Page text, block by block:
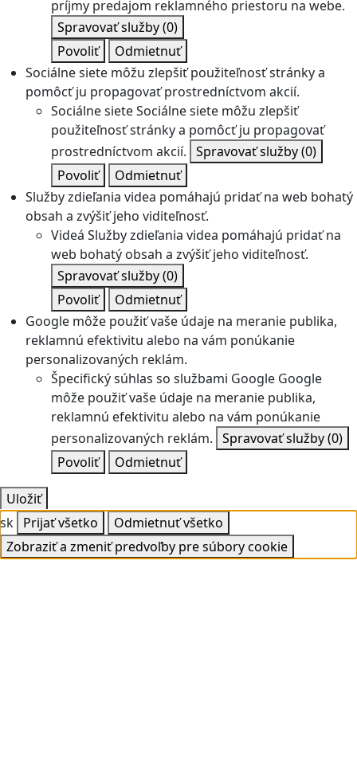
príjmy predajom reklamného priestoru na webe.
Spravovať služby(0)
Povoliť
Odmietnuť
Sociálne siete môžu zlepšiť použiteľnosť stránky a
pomôcť ju propagovať prostredníctvom akcií.
Sociálne sieteSociálne siete môžu zlepšiť
použiteľnosť stránky a pomôcť ju propagovať
prostredníctvom akcií. Spravovať služby(0)
Povoliť
Odmietnuť
Služby zdieľania videa pomáhajú pridať na web bohatý
obsah a zvýšiť jeho viditeľnosť.
Videá Služby zdieľania videa pomáhajú pridať na
web bohatý obsah a zvýšiť jeho viditeľnosť.
Spravovať služby(0)
Povoliť
Odmietnuť
Google môže použiť vaše údaje na meranie publika,
reklamnú efektivitu alebo na vám ponúkanie
personalizovaných reklám.
Špecifický súhlas so službami Google Google
môže použiť vaše údaje na meranie publika,
reklamnú efektivitu alebo na vám ponúkanie
personalizovaných reklám. Spravovať služby(0)
Povoliť
Odmietnuť
Uložiť
sk Prijať všetko
Odmietnuť všetko
Zobraziť a zmeniť predvoľby pre súbory cookie